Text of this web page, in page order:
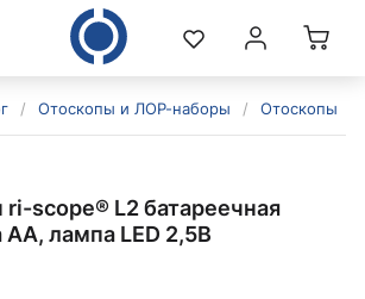
/ Отоскопы и ЛОР-наборы / Отоскопы
scope® L2 батареечная
AA, лампа LED 2,5В